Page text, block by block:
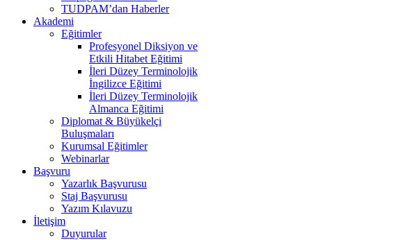
TUDPAM’dan Haberler
Akademi
Eğitimler
Profesyonel Diksiyon ve
Etkili Hitabet Eğitimi
İleri Düzey Terminolojik
İngilizce Eğitimi
İleri Düzey Terminolojik
Almanca Eğitimi
Diplomat & Büyükelçi
Buluşmaları
Kurumsal Eğitimler
Webinarlar
Başvuru
Yazarlık Başvurusu
Staj Başvurusu
Yazım Kılavuzu
İletişim
Duyurular